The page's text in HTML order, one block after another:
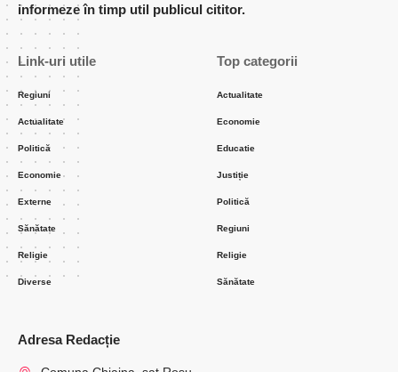
informeze în timp util publicul cititor.
Link-uri utile
Regiuni
Actualitate
Politică
Economie
Externe
Sănătate
Religie
Diverse
Top categorii
Actualitate
Economie
Educatie
Justiție
Politică
Regiuni
Religie
Sănătate
Adresa Redacție